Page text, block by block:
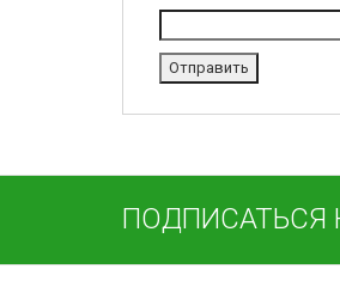
ПОДПИСАТЬСЯ